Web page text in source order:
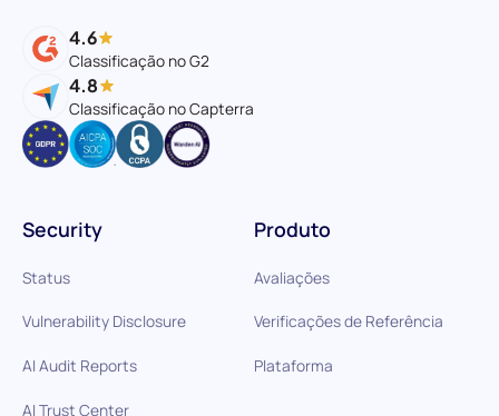
4.6
Classificação no G2
4.8
Classificação no Capterra
Produto
Avaliações
Verificações de Referência
Plataforma
Security
Status
Vulnerability Disclosure
AI Audit Reports
AI Trust Center